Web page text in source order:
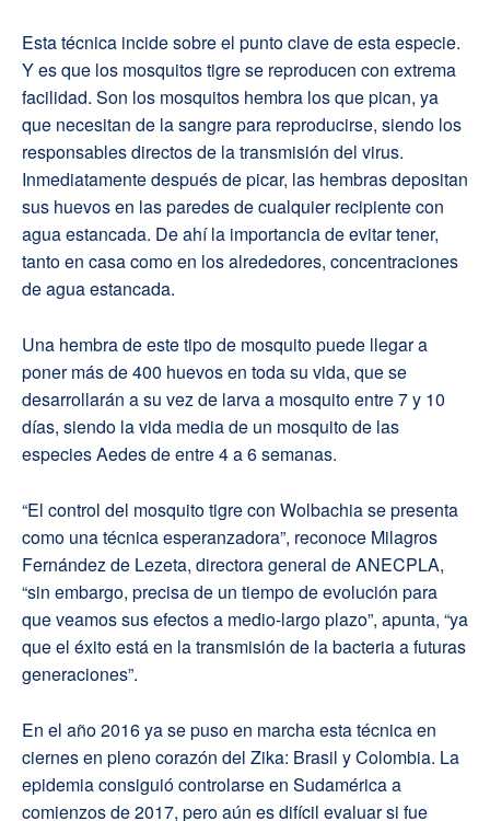
Esta técnica incide sobre el punto clave de esta especie.
Y es que los mosquitos tigre se reproducen con extrema
facilidad. Son los mosquitos hembra los que pican, ya
que necesitan de la sangre para reproducirse, siendo los
responsables directos de la transmisión del virus.
Inmediatamente después de picar, las hembras depositan
sus huevos en las paredes de cualquier recipiente con
agua estancada. De ahí la importancia de evitar tener,
tanto en casa como en los alrededores, concentraciones
de agua estancada.
Una hembra de este tipo de mosquito puede llegar a
poner más de 400 huevos en toda su vida, que se
desarrollarán a su vez de larva a mosquito entre 7 y 10
días, siendo la vida media de un mosquito de las
especiesAedesde entre 4 a 6 semanas.
“El control del mosquito tigre con Wolbachiase presenta
como una técnica esperanzadora”, reconoce Milagros
Fernández de Lezeta, directora general de ANECPLA,
“sin embargo, precisa de un tiempo de evolución para
que veamos sus efectos a medio-largo plazo”, apunta, “ya
que el éxito está en la transmisión de la bacteria a futuras
generaciones”.
En el año 2016 ya se puso en marcha esta técnica en
ciernes en pleno corazón del Zika: Brasil y Colombia. La
epidemia consiguió controlarseen Sudaméricaa
comienzos de 2017, pero aún es difícil evaluar si fue